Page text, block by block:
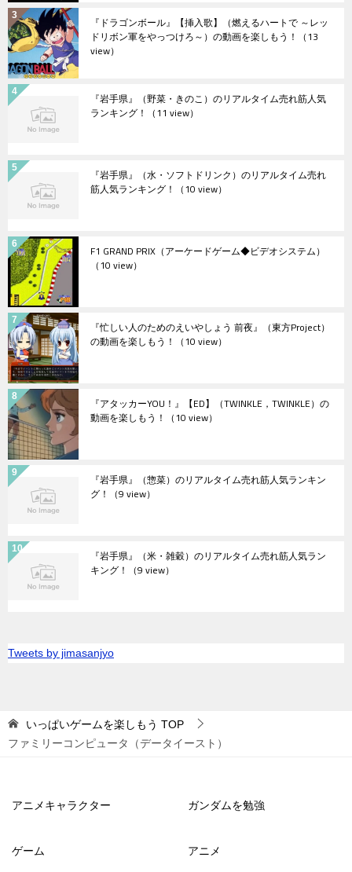
『ドラゴンボール』【挿入歌】（燃えるハートで ～レッ
ドリボン軍をやっつけろ～）の動画を楽しもう！ （13
view）
『岩手県』（野菜・きのこ）のリアルタイム売れ筋人気
ランキング！ （11 view）
『岩手県』（水・ソフトドリンク）のリアルタイム売れ
筋人気ランキング！ （10 view）
F1 GRAND PRIX（アーケードゲーム◆ビデオシステム）
（10 view）
『忙しい人のためのえいやしょう 前夜』（東方Project）
の動画を楽しもう！ （10 view）
『アタッカーYOU！』【ED】（TWINKLE，TWINKLE）の
動画を楽しもう！ （10 view）
『岩手県』（惣菜）のリアルタイム売れ筋人気ランキン
グ！ （9 view）
『岩手県』（米・雑穀）のリアルタイム売れ筋人気ラン
キング！ （9 view）
Tweets by jimasanjyo
いっぱいゲームを楽しもう TOP
ファミリーコンピュータ（データイースト）
アニメキャラクター ガンダムを勉強
ゲーム アニメ